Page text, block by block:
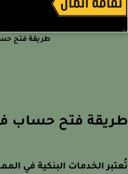
طريقة فتح
فتح حساب في
الخدمات البنكية في